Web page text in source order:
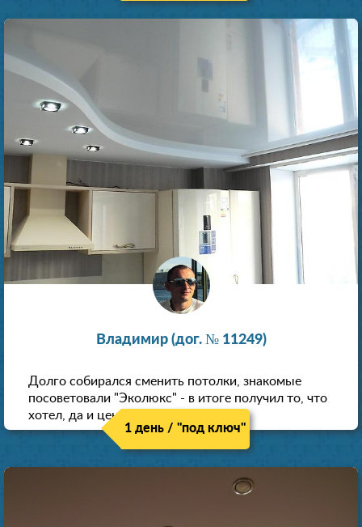
Владимир (дог. № 11249)
Долго собирался сменить потолки, знакомые
посоветовали "Эколюкс" - в итоге получил то, что
хотел, да и цена нормальная.
1 день / "под ключ"